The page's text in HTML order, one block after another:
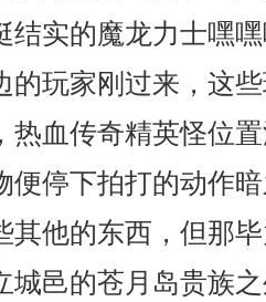
结实的魔龙力士嘿
的玩家刚过来，这
热血传奇精英怪位
便停下拍打的动作
其他的东西，但那
城邑的苍月岛贵族